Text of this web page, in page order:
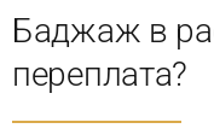
Баджаж в
переплата?